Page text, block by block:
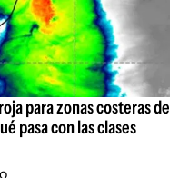
para zonas costeras de
pasa con las clases